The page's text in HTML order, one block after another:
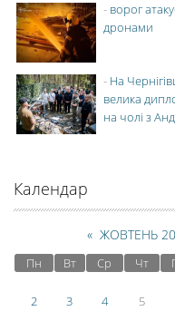
- ворог
дронами
- На
велика
на чолі з
Календар
« ЖОВТЕНЬ
Пн Вт Ср Чт
2
3 4 5